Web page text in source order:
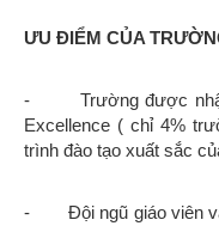
ƯU ĐIỂM CỦA
- Trường được nhận
Excellence ( chỉ 4%
trình đào tạo xuất sắc
- Đội ngũ giáo viên và